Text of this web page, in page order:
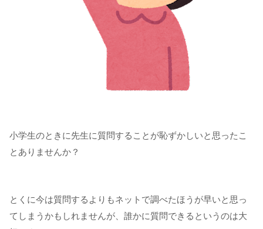
小学生のときに先生に質問することが恥ずかしいと思ったこ
とありませんか？
とくに今は質問するよりもネットで調べたほうが早いと思っ
てしまうかもしれませんが、誰かに質問できるというのは大